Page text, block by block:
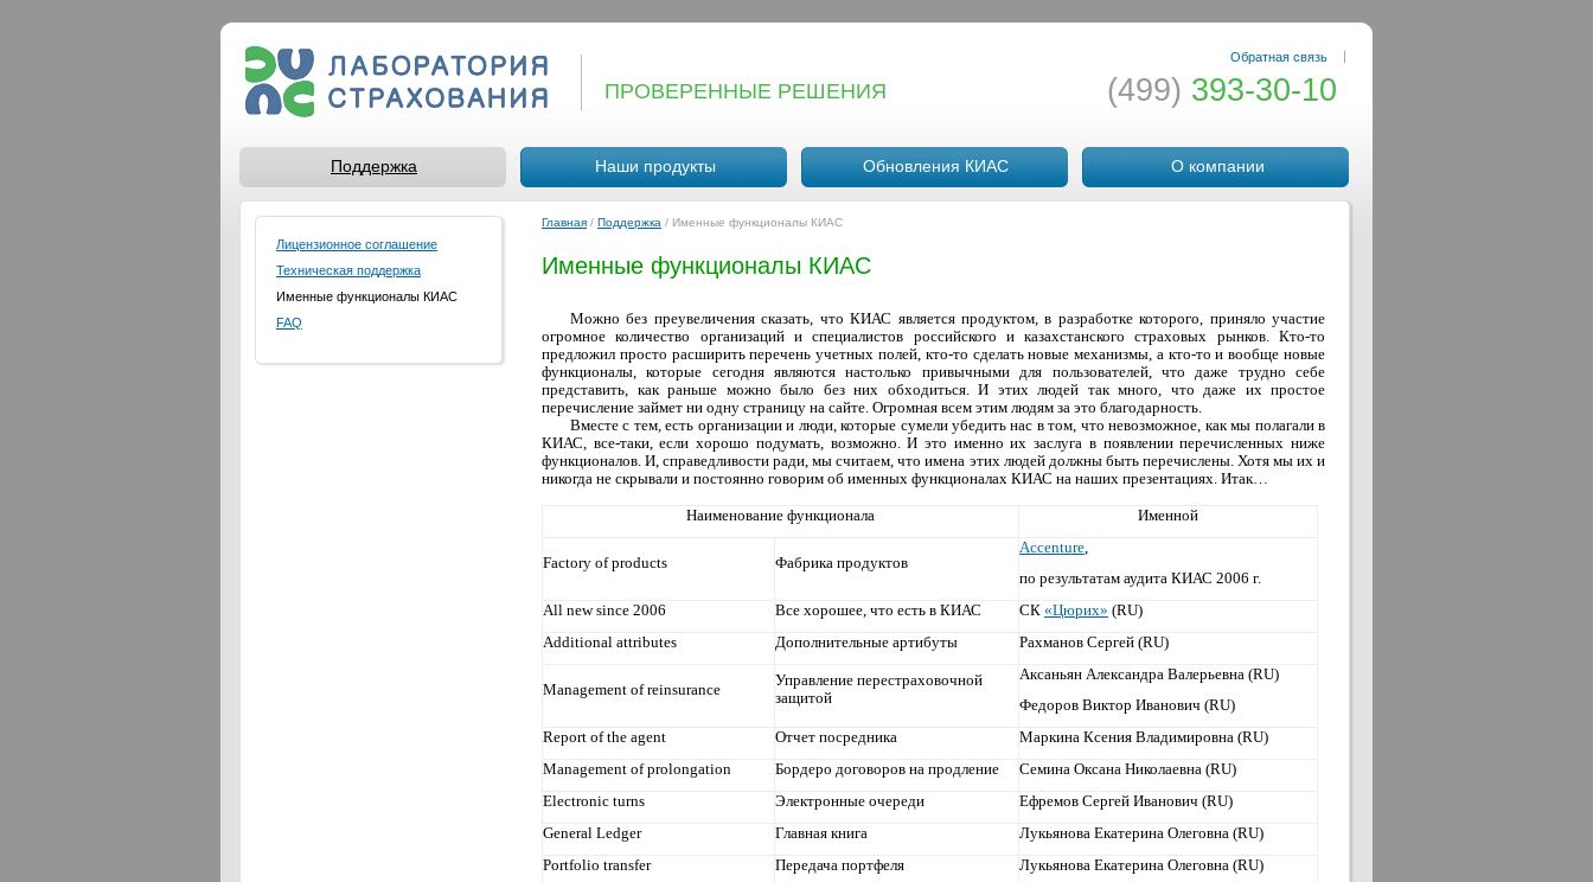
ПРОВЕРЕННЫЕ РЕШЕНИЯ
Обратная связь |
(499) 393-30-10
Поддержка Наши продукты Обновления КИАС О компании
Лицензионное соглашение
Техническая поддержка
Именные функционалы КИАС
FAQ
Главная / Поддержка / Именные функционалы КИАС
Именные функционалы КИАС
Можно без преувеличения сказать, что КИАС является продуктом, в разработке которого, приняло участие
огромное количество организаций и специалистов российского и казахстанского страховых рынков. Кто-то
предложил просто расширить перечень учетных полей, кто-то сделать новые механизмы, а кто-то и вообще новые
функционалы, которые сегодня являются настолько привычными для пользователей, что даже трудно себе
представить, как раньше можно было без них обходиться. И этих людей так много, что даже их простое
перечисление займет ни одну страницу на сайте. Огромная всем этим людям за это благодарность.
Вместе с тем, есть организации и люди, которые сумели убедить нас в том, что невозможное, как мы полагали в
КИАС, все-таки, если хорошо подумать, возможно. И это именно их заслуга в появлении перечисленных ниже
функционалов. И, справедливости ради, мы считаем, что имена этих людей должны быть перечислены. Хотя мы их и
никогда не скрывали и постоянно говорим об именных функционалах КИАС на наших презентациях. Итак…
Наименование функционала Именной
Factory of products Фабрика продуктов
Accenture,
по результатам аудита КИАС 2006 г.
All new since 2006
Все хорошее, что есть в КИАС СК «Цюрих» (RU)
Additional attributes
Дополнительные артибуты Рахманов Сергей (RU)
Management of reinsurance
Управление перестраховочной
защитой
Аксаньян Александра Валерьевна (RU)
Федоров Виктор Иванович (RU)
Report of the agent
Отчет посредника
Маркина Ксения Владимировна (RU)
Management of prolongation
Бордеро договоров на продление
Семина Оксана Николаевна (RU)
Electronic turns
Электронные очереди
Ефремов Сергей Иванович (RU)
General Ledger
Главная книга
Лукьянова Екатерина Олеговна (RU)
Portfolio transfer
Передача портфеля
Лукьянова Екатерина Олеговна (RU)